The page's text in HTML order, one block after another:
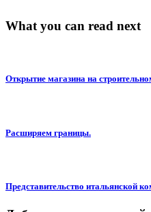
What you can read next
Открытие магазина на
Расширяем границы.
Представительство итальянской